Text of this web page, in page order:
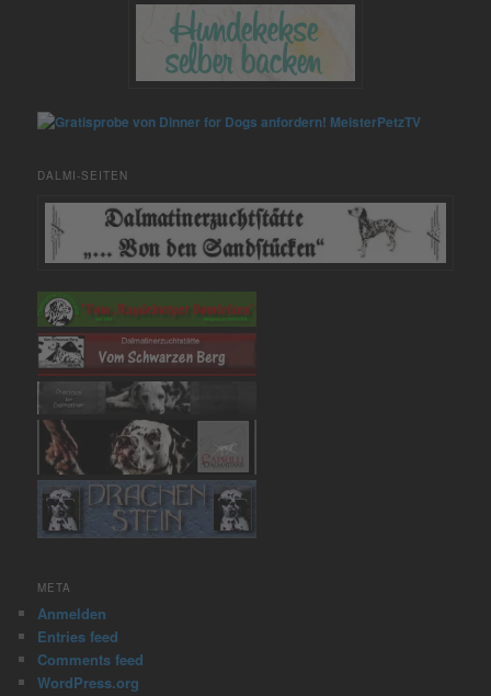
MeisterPetzTV
DALMI-SEITEN
META
Anmelden
Entries feed
Comments feed
WordPress.org